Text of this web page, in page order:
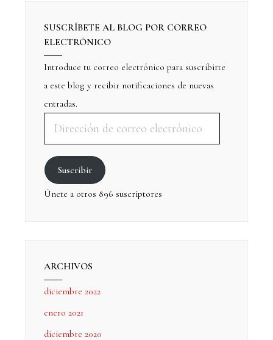
SUSCRÍBETE AL BLOG POR CORREO
ELECTRÓNICO
Introduce tu correo electrónico para suscribirte
a este blog y recibir notificaciones de nuevas
entradas.
Suscribir
Únete a otros 896 suscriptores
ARCHIVOS
diciembre 2022
enero 2021
diciembre 2020